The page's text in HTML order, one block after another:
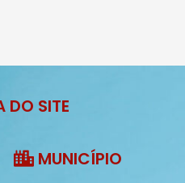
SITE
MUNICÍPIO